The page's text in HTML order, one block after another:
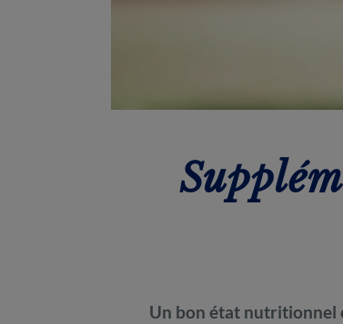
Un bon état nutritionnel